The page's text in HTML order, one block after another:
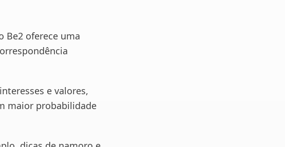
Be2 oferece uma
e valores,
maior probabilidade